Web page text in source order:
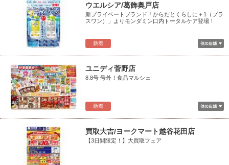
新着
ウエルシア/葛飾奥戸店
新プライベートブランド「からだとくらしに＋1（プラ
スワン）」よりモンダミン口内トータルケア登場！
新着
ユニディ菅野店
8.8号 号外！食品マルシェ
買取大吉/ヨークマート越谷花田店
【3日間限定！】大買取フェア